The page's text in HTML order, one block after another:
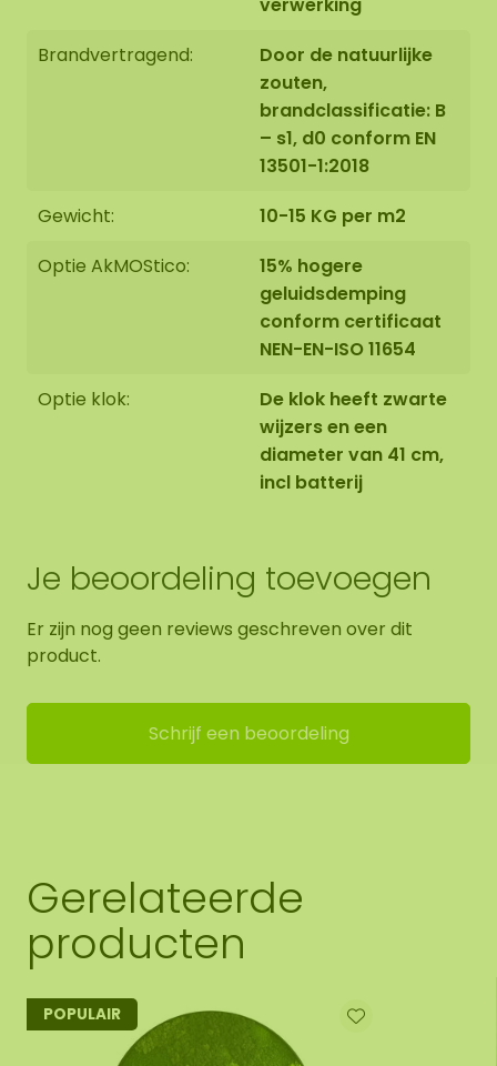
Brandvertragend:
Door de natuurlijke
zouten,
brandclassificatie: B
– s1, d0 conform EN
13501-1:2018
Gewicht:
10-15 KG per m2
Optie AkMOStico:
15% hogere
geluidsdemping
conform certificaat
NEN-EN-ISO 11654
Optie klok:
De klok heeft zwarte
wijzers en een
diameter van 41 cm,
incl batterij
Je beoordeling toevoegen
Er zijn nog geen reviews geschreven over dit
product.
Schrijf een beoordeling
Gerelateerde
producten
POPULAIR